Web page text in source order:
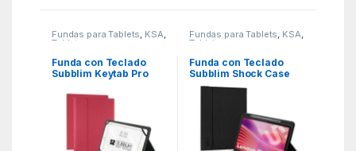
Fundas para Tablets, KSA,
Tablets
Funda con Teclado
Subblim Keytab Pro
de 9.6″-10.8″/ Roja
Fundas para Tablets, KSA,
Tablets
Funda con Teclado
Subblim Shock Case
Lenovo Tab 10.1″ 2025/